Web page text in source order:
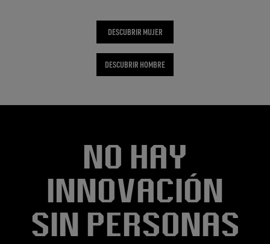
DESCUBRIR MUJER
DESCUBRIR HOMBRE
No hay
innovación
sin personas